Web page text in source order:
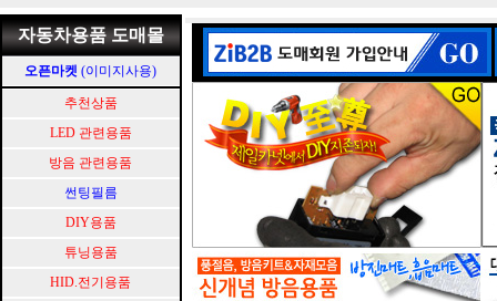
자동차용품 도매몰
오픈마켓 (이미지사용)
추천상품
LED 관련용품
방음 관련용품
썬팅필름
DIY용품
튜닝용품
HID.전기용품